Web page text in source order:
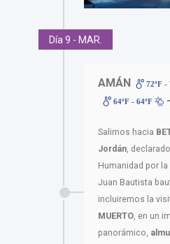
Día 9 - MAR.
AMÁN 72ºF -
64ºF - 64ºF
Salimos hacia
Jordán,
Humanidad por
Juan Bautista
incluiremos la
MUERTO, en un
panorámico,